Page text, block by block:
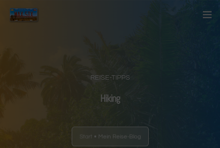
REISE-TIPPS
Hiking
Start Mein Reise-Blog